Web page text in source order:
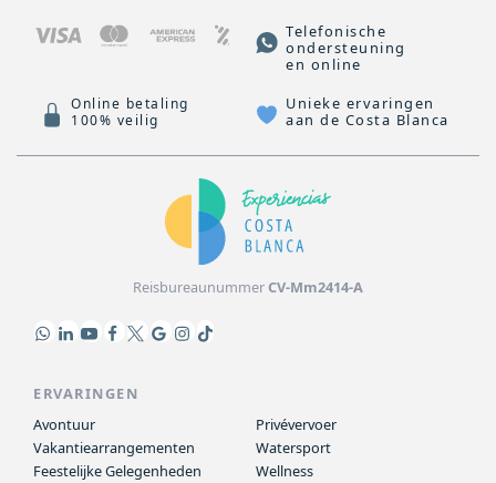
Telefonische
ondersteuning
en online
Online betaling
100% veilig
Unieke ervaringen
aan de Costa Blanca
ReisbureaunummerCV-Mm2414-A
ERVARINGEN
Avontuur
Vakantiearrangementen
Feestelijke Gelegenheden
Privévervoer
Watersport
Wellness